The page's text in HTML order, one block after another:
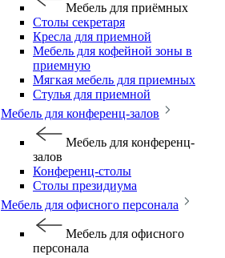
Мебель для приёмных
Столы секретаря
Кресла для приемной
Мебель для кофейной зоны в
приемную
Мягкая мебель для приемных
Стулья для приемной
Мебель для конференц-залов
Мебель для конференц-
залов
Конференц-столы
Столы президиума
Мебель для офисного персонала
Мебель для офисного
персонала